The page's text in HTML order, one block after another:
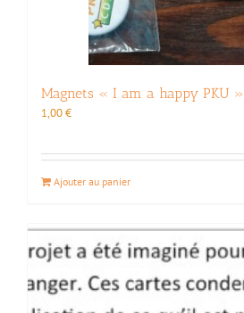
Magnets « I am a happy PKU »
1,00€
Ajouter au panier